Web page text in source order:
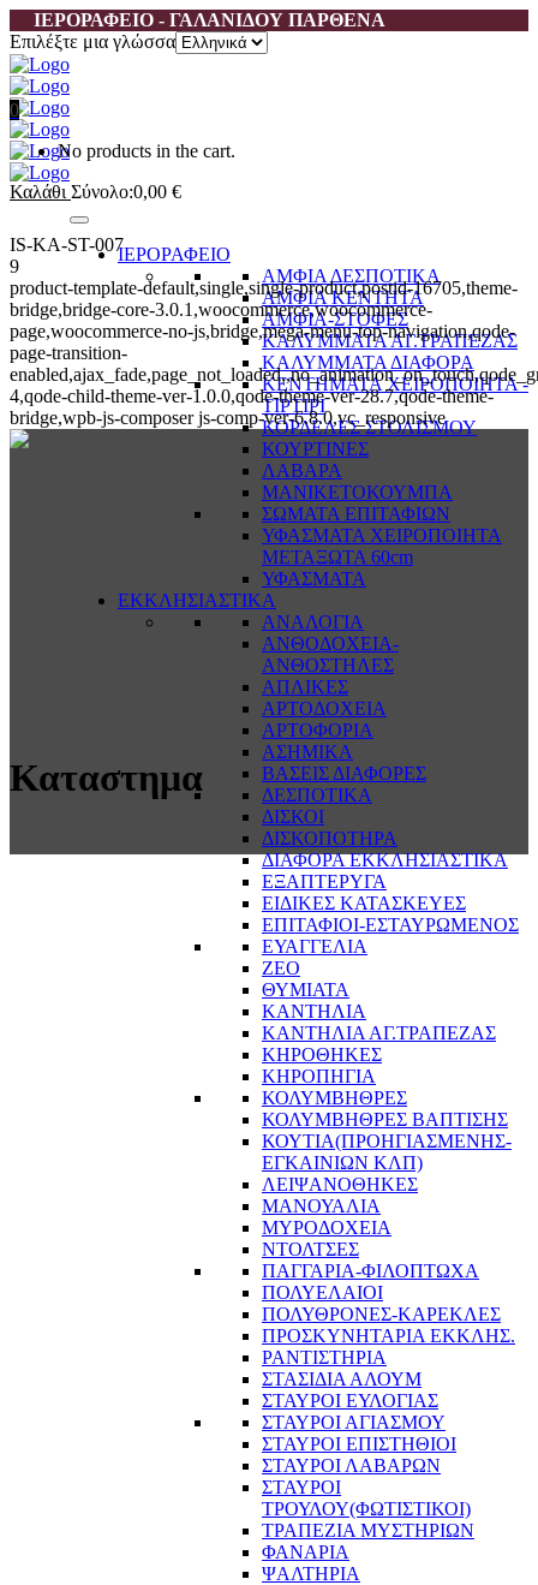
ΙΕΡΟΡΑΦΕΙΟ - ΓΑΛΑΝΙΔΟΥ ΠΑΡΘΕΝΑ
Επιλέξτε μια γλώσσα
0
No products in the cart.
Καλάθι Σύνολο:0,00 €
ΙΕΡΟΡΑΦΕΙΟ
ΑΜΦΙΑ ΔΕΣΠΟΤΙΚΑ
ΑΜΦΙΑ ΚΕΝΤΗΤΑ
ΑΜΦΙΑ-ΣΤΟΦΕΣ
ΚΑΛΥΜΜΑΤΑ ΑΓ.ΤΡΑΠΕΖΑΣ
ΚΑΛΥΜΜΑΤΑ ΔΙΑΦΟΡΑ
ΚΕΝΤΗΜΑΤΑ ΧΕΙΡΟΠΟΙΗΤΑ -
ΤΙΡΤΙΡΙ
ΚΟΡΔΕΛΕΣ ΣΤΟΛΙΣΜΟΥ
ΚΟΥΡΤΙΝΕΣ
ΛΑΒΑΡΑ
ΜΑΝΙΚΕΤΟΚΟΥΜΠΑ
ΣΩΜΑΤΑ ΕΠΙΤΑΦΙΩΝ
ΥΦΑΣΜΑΤΑ ΧΕΙΡΟΠΟΙΗΤΑ
ΜΕΤΑΞΩΤΑ 60cm
ΥΦΑΣΜΑΤΑ
ΕΚΚΛΗΣΙΑΣΤΙΚΑ
ΑΝΑΛΟΓΙΑ
ΑΝΘΟΔΟΧΕΙΑ-
ΑΝΘΟΣΤΗΛΕΣ
ΑΠΛΙΚΕΣ
ΑΡΤΟΔΟΧΕΙΑ
ΑΡΤΟΦΟΡΙΑ
ΑΣΗΜΙΚΑ
ΒΑΣΕΙΣ ΔΙΑΦΟΡΕΣ
ΔΕΣΠΟΤΙΚΑ
ΔΙΣΚΟΙ
ΔΙΣΚΟΠΟΤΗΡΑ
ΔΙΑΦΟΡΑ ΕΚΚΛΗΣΙΑΣΤΙΚΑ
ΕΞΑΠΤΕΡΥΓΑ
ΕΙΔΙΚΕΣ ΚΑΤΑΣΚΕΥΕΣ
ΕΠΙΤΑΦΙΟΙ-ΕΣΤΑΥΡΩΜΕΝΟΣ
ΕΥΑΓΓΕΛΙΑ
ΖΕΟ
ΘΥΜΙΑΤΑ
ΚΑΝΤΗΛΙΑ
ΚΑΝΤΗΛΙΑ ΑΓ.ΤΡΑΠΕΖΑΣ
ΚΗΡΟΘΗΚΕΣ
ΚΗΡΟΠΗΓΙΑ
ΚΟΛΥΜΒΗΘΡΕΣ
ΚΟΛΥΜΒΗΘΡΕΣ ΒΑΠΤΙΣΗΣ
ΚΟΥΤΙΑ(ΠΡΟΗΓΙΑΣΜΕΝΗΣ-
ΕΓΚΑΙΝΙΩΝ ΚΛΠ)
ΛΕΙΨΑΝΟΘΗΚΕΣ
ΜΑΝΟΥΑΛΙΑ
ΜΥΡΟΔΟΧΕΙΑ
ΝΤΟΛΤΣΕΣ
ΠΑΓΓΑΡΙΑ-ΦΙΛΟΠΤΩΧΑ
ΠΟΛΥΕΛΑΙΟΙ
ΠΟΛΥΘΡΟΝΕΣ-ΚΑΡΕΚΛΕΣ
ΠΡΟΣΚΥΝΗΤΑΡΙΑ ΕΚΚΛΗΣ.
ΡΑΝΤΙΣΤΗΡΙΑ
ΣΤΑΣΙΔΙΑ ΑΛΟΥΜ
ΣΤΑΥΡΟΙ ΕΥΛΟΓΙΑΣ
ΣΤΑΥΡΟΙ ΑΓΙΑΣΜΟΥ
ΣΤΑΥΡΟΙ ΕΠΙΣΤΗΘΙΟΙ
ΣΤΑΥΡΟΙ ΛΑΒΑΡΩΝ
ΣΤΑΥΡΟΙ
ΤΡΟΥΛΟΥ(ΦΩΤΙΣΤΙΚΟΙ)
ΤΡΑΠΕΖΙΑ ΜΥΣΤΗΡΙΩΝ
ΦΑΝΑΡΙΑ
ΨΑΛΤΗΡΙΑ
IS-KA-ST-007
9
product-template-default,single,single-product,postid-16705,theme-
bridge,bridge-core-3.0.1,woocommerce,woocommerce-
page,woocommerce-no-js,bridge,mega-menu-top-navigation,qode-
page-transition-
4,qode-child-theme-ver-1.0.0,qode-theme-ver-28.7,qode-theme-
bridge,wpb-js-composer js-comp-ver-6.8.0,vc_responsive
Καταστημα